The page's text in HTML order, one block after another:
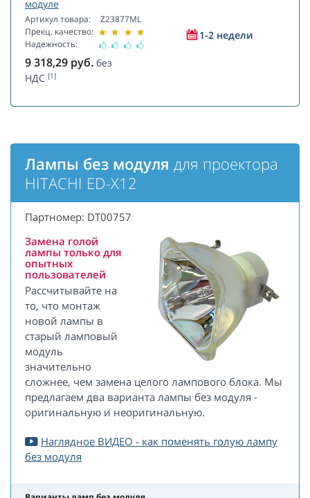
модуле
Артикул товара:
Прекц. качество:
Надежность:
Z23877ML
1-2 недели
9 318,29 руб. без
НДС [1]
Лампы без модуля для проектора
HITACHI ED-X12
Партномер: DT00757
Замена голой
лампы только для
опытных
пользователей
Рассчитывайте на
то, что монтаж
новой лампы в
старый ламповый
модуль
значительно
сложнее, чем замена целого лампового блока. Мы
предлагаем два варианта лампы без модуля -
оригинальную и неоригинальную.
Наглядное ВИДЕО - как поменять голую лампу
без модуля